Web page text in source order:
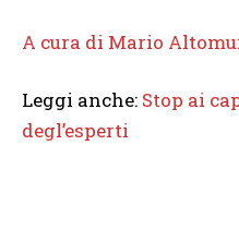
A cura di Mario
Leggi anche: Stop ai
degl’esperti